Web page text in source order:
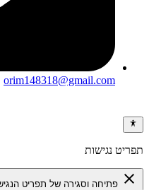
orim148318@gmail.com
נגישות
close פתיחה וסגירה של תפריט הנגישות